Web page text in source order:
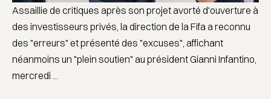
Assaillie de critiques après son projet avorté d'ouverture à
des investisseurs privés, la direction de la Fifa a reconnu
des "erreurs" et présenté des "excuses", affichant
néanmoins un "plein soutien" au président Gianni Infantino,
mercredi ...